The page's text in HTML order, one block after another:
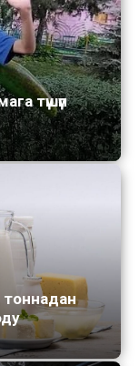
түшүп